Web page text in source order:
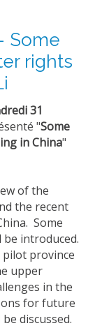
Some
rights
31
"Some
in China"
of the
the recent
Some
introduced.
province
upper
in the
for future
discussed.